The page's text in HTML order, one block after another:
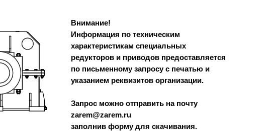
Внимание!
Информация по техническим
характеристикам специальных
редукторов и приводов предоставляется
по письменному запросу с печатью и
указанием реквизитов организации.
Запрос можно отправить на почту
zarem@zarem.ru
заполнив форму для скачивания.